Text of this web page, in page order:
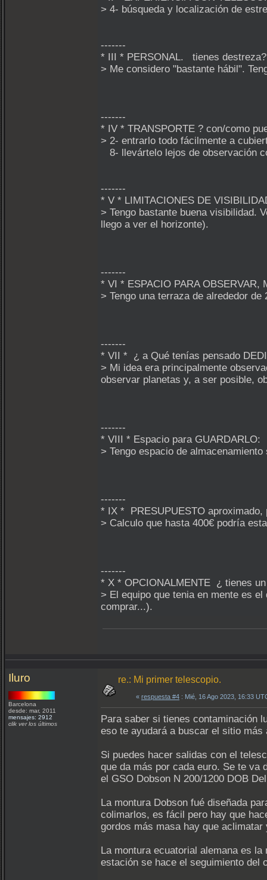
> 4- búsqueda y localización de
-------
* III * PERSONAL. tienes
> Me considero "bastante hábil".
-------
* IV * TRANSPORTE ? con/como
> 2- entrarlo todo fácilmente a
8- llevártelo lejos de observación
-------
* V * LIMITACIONES DE
> Tengo bastante buena visibilidad.
llego a ver el horizonte).
-------
* VI * ESPACIO PARA OBSERVAR,
> Tengo una terraza de alrededor
-------
* VII * ¿ a Qué tenías pensado
> Mi idea era principalmente
observar planetas y, a ser posible,
-------
* VIII * Espacio para GUARDARLO:
> Tengo espacio de
-------
* IX * PRESUPUESTO aproximado,
> Calculo que hasta 400€ podría
-------
* X * OPCIONALMENTE ¿ tienes
> El equipo que tenia en mente es
comprar...).
Iluro
Barcelona
desde: mar, 2011
mensajes: 2912
clik ver los últimos
re.: Mi primer telescopio.
« respuesta #4 : Mié, 16 Ago 2023, 16:33
Para saber si tienes contaminación
eso te ayudará a buscar el sitio más
Si puedes hacer salidas con el
que da más por cada euro. Se te va
el GSO Dobson N 200/1200 DOB
La montura Dobson fué diseñada
colimarlos, es fácil pero hay que
gordos más masa hay que
La montura ecuatorial alemana es
estación se hace el seguimiento del